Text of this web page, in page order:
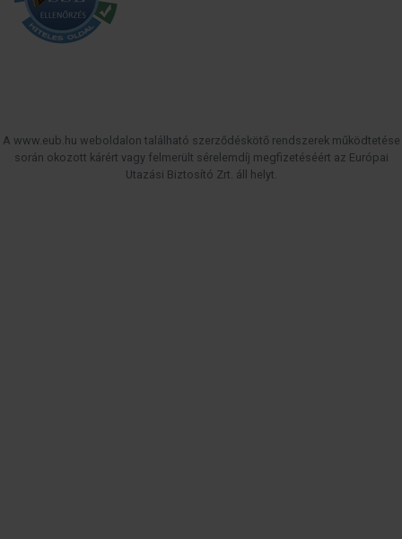
A www.eub.hu weboldalon található szerződéskötő rendszerek működtetése
során okozott kárért vagy felmerült sérelemdíj megfizetéséért az Európai
Utazási Biztosító Zrt. áll helyt.